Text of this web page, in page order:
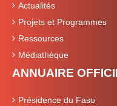
Actualités
Projets et Programmes
Ressources
Médiathèque
ANNUAIRE
Présidence du Faso